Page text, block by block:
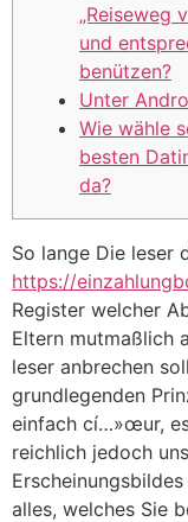
„Reiseweg
und
benützen?
Unter
Wie wähle
besten
da?
So lange Die leser
https://
Register welcher
Eltern mutmaßlich
leser anbrechen
grundlegenden
einfach cí…»œur,
reichlich jedoch
alles, welches Sie